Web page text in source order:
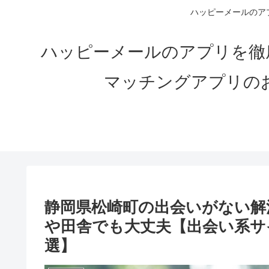
ハッピーメールの
ハッピーメールのアプリを
マッチングアプリ
静岡県松崎町の出会いがない
や田舎でも大丈夫【出会い系
選】